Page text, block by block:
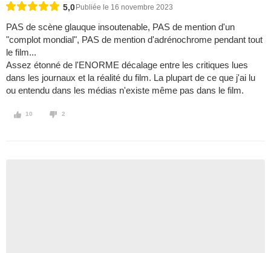
5,0 Publiée le 16 novembre 2023
PAS de scène glauque insoutenable, PAS de mention d'un
"complot mondial", PAS de mention d'adrénochrome pendant tout
le film...
Assez étonné de l'ENORME décalage entre les critiques lues
dans les journaux et la réalité du film. La plupart de ce que j'ai lu
ou entendu dans les médias n'existe même pas dans le film.
10 2